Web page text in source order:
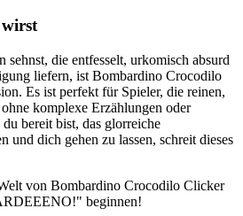
sehnst, die entfesselt, urkomisch absurd
liefern, ist Bombardino Crocodilo
Es ist perfekt für Spieler, die reinen,
komplexe Erzählungen oder
bereit bist, das glorreiche
und dich gehen zu lassen, schreit dieses
von Bombardino Crocodilo Clicker
beginnen!